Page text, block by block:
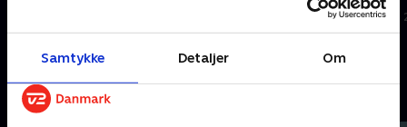
Samtykke Detaljer Om
21. februar 2023 • 21 min
men invitationen er kun til ham.
21. februar 2023 • 21 min
Andre så også